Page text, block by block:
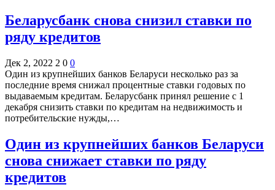
Беларусбанк снова снизил ставки по
ряду кредитов
Дек 2, 2022 2 0 0
Один из крупнейших банков Беларуси несколько раз за
последние время снижал процентные ставки годовых по
выдаваемым кредитам. Беларусбанк принял решение с 1
декабря снизить ставки по кредитам на недвижимость и
потребительские нужды,…
Один из крупнейших банков Беларуси
снова снижает ставки по ряду
кредитов